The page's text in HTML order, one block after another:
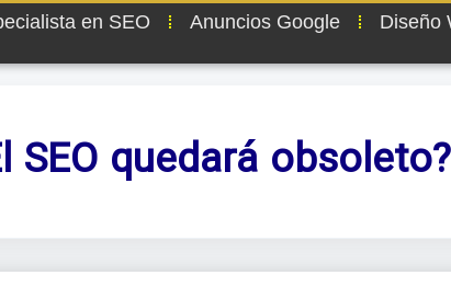
en SEO Anuncios Google Diseño
SEO quedará obsoleto?